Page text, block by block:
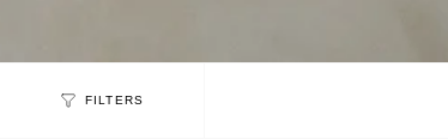
FILTERS